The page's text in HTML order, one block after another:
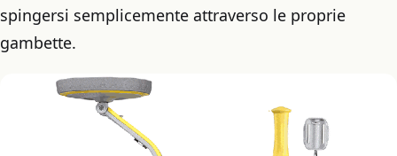
spingersi semplicemente attraverso le proprie
gambette.